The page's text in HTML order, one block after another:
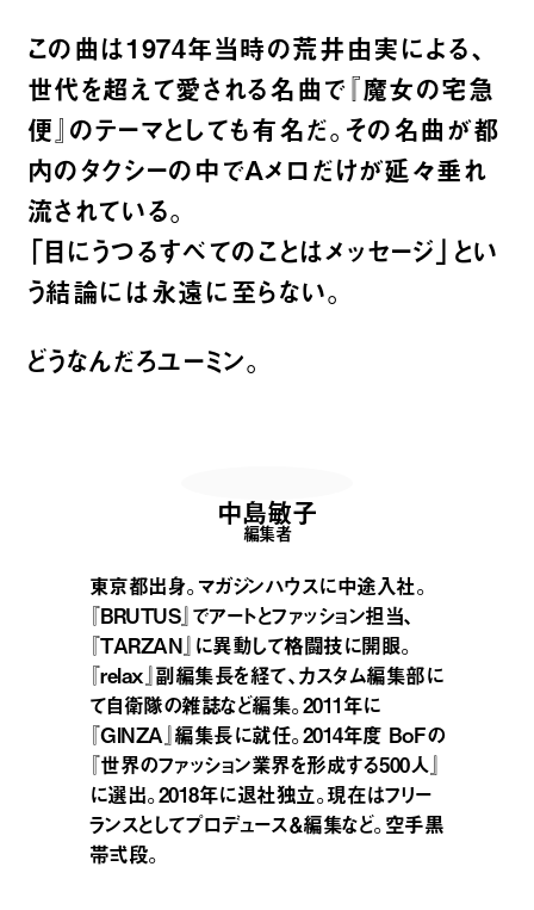
この曲は1974年当時の荒井由実による、
世代を超えて愛される名曲で『魔女の宅急
便』のテーマとしても有名だ。その名曲が都
内のタクシーの中でAメロだけが延々垂れ
流されている。
「目にうつるすべてのことはメッセージ」とい
う結論には永遠に至らない。
どうなんだろユーミン。
中島敏子
編集者
東京都出身。マガジンハウスに中途入社。
『BRUTUS』でアートとファッション担当、
『TARZAN』に異動して格闘技に開眼。
『relax』副編集長を経て、カスタム編集部に
て自衛隊の雑誌など編集。2011年に
『GINZA』編集長に就任。2014年度 BoFの
『世界のファッション業界を形成する500人』
に選出。2018年に退社独立。現在はフリー
ランスとしてプロデュース＆編集など。空手黒
帯弍段。